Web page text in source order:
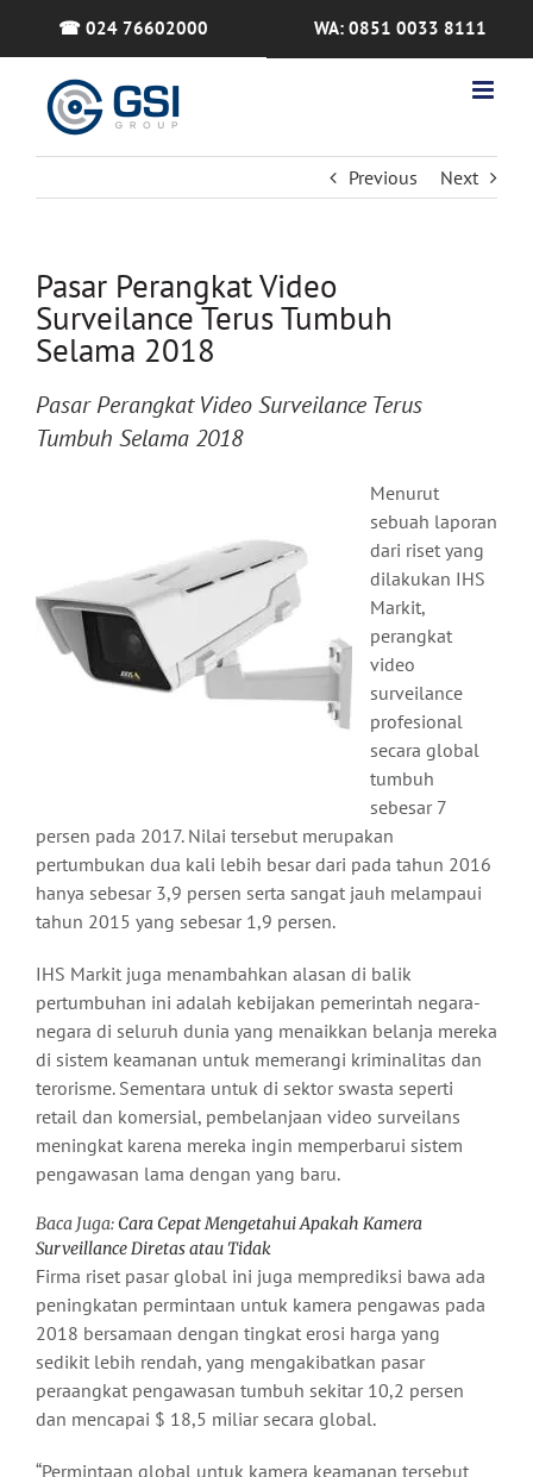
☎ 024 76602000 WA: 0851 0033 8111
Previous Next
Pasar Perangkat Video
Surveilance Terus Tumbuh
Selama 2018
Pasar Perangkat Video Surveilance Terus
Tumbuh Selama 2018
Menurut
sebuah laporan
dari riset yang
dilakukan IHS
Markit,
perangkat
video
surveilance
profesional
secara global
tumbuh
sebesar 7
persen pada 2017. Nilai tersebut merupakan
pertumbukan dua kali lebih besar dari pada tahun 2016
hanya sebesar 3,9 persen serta sangat jauh melampaui
tahun 2015 yang sebesar 1,9 persen.
IHS Markit juga menambahkan alasan di balik
pertumbuhan ini adalah kebijakan pemerintah negara-
negara di seluruh dunia yang menaikkan belanja mereka
di sistem keamanan untuk memerangi kriminalitas dan
terorisme. Sementara untuk di sektor swasta seperti
retail dan komersial, pembelanjaan video surveilans
meningkat karena mereka ingin memperbarui sistem
pengawasan lama dengan yang baru.
Baca Juga:Cara Cepat Mengetahui Apakah Kamera
Surveillance Diretas atau Tidak
Firma riset pasar global ini juga memprediksi bawa ada
peningkatan permintaan untuk kamera pengawas pada
2018 bersamaan dengan tingkat erosi harga yang
sedikit lebih rendah, yang mengakibatkan pasar
peraangkat pengawasan tumbuh sekitar 10,2 persen
dan mencapai $ 18,5 miliar secara global.
“Permintaan global untuk kamera keamanan tersebut